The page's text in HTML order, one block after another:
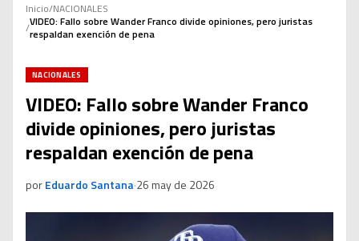
Inicio/NACIONALES
/VIDEO: Fallo sobre Wander Franco divide opiniones, pero juristas
respaldan exención de pena
NACIONALES
VIDEO: Fallo sobre Wander Franco
divide opiniones, pero juristas
respaldan exención de pena
porEduardo Santana·26 may de 2026